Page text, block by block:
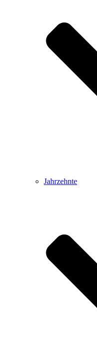
Jahrzehnte